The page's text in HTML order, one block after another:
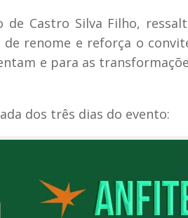
Castro Silva Filho,
renome e reforça o
e para as
dos três dias do evento: